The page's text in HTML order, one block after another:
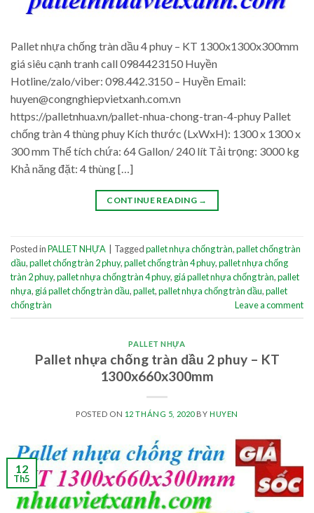
Pallet nhựa chống tràn dầu 4 phuy – KT 1300x1300x300mm
giá siêu cạnh tranh call 0984423150 Huyền
Hotline/zalo/viber: 098.442.3150 – Huyền Email:
huyen@congnghiepvietxanh.com.vn
https://palletnhua.vn/pallet-nhua-chong-tran-4-phuy Pallet
chống tràn 4 thùng phuy Kích thước (LxWxH): 1300 x 1300 x
300 mm Thể tích chứa: 64 Gallon/ 240 lít Tải trọng: 3000 kg
Khả năng đặt: 4 thùng […]
CONTINUE READING →
Posted inPALLET NHỰA Taggedpallet nhựa chống tràn,pallet chống tràn
dầu,pallet chống tràn 2 phuy,pallet chống tràn 4 phuy,pallet nhựa chống
tràn 2 phuy,pallet nhựa chống tràn 4 phuy, giá pallet nhựa chống tràn,pallet
nhựa, giá pallet chống tràn dầu,pallet,pallet nhựa chống tràn dầu,pallet
chống tràn
Leave a comment
PALLET NHỰA
Pallet nhựa chống tràn dầu 2 phuy – KT
1300x660x300mm
POSTED ON 12 THÁNG 5, 2020BY HUYEN
12
Th5